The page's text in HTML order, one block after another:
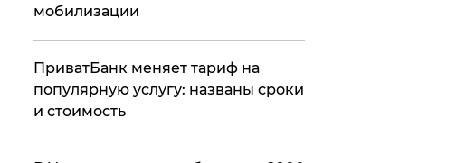
мобилизации
ПриватБанк меняет тариф на
популярную услугу: названы сроки
и стоимость